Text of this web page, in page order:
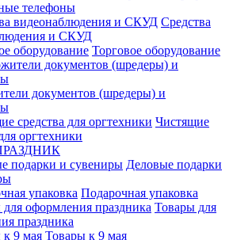
телефоны
Средства
и СКУД
Торговое оборудование
документов (шредеры) и
Чистящие
оргтехники
Деловые подарки
Подарочная упаковка
Товары для
праздника
Товары к 9 мая